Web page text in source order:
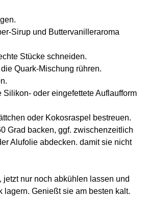
Sirup und Buttervanilleraroma
Stücke schneiden.
Quark-Mischung rühren.
Silikon- oder eingefettete Auflaufform
oder Kokosraspel bestreuen.
Grad backen, ggf. zwischenzeitlich
Alufolie abdecken. damit sie nicht
jetzt nur noch abkühlen lassen und
lagern. Genießt sie am besten kalt.